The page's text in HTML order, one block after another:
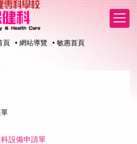
頁 • 網站導覽 • 敏惠首頁
設備申請單